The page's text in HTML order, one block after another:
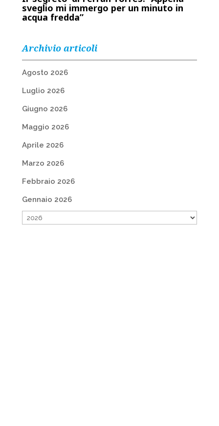
sveglio mi immergo per un minuto in
acqua fredda”
Archivio articoli
Agosto 2026
Luglio 2026
Giugno 2026
Maggio 2026
Aprile 2026
Marzo 2026
Febbraio 2026
Gennaio 2026